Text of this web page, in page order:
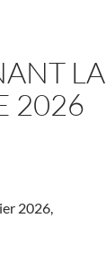
LA
2026
2026,